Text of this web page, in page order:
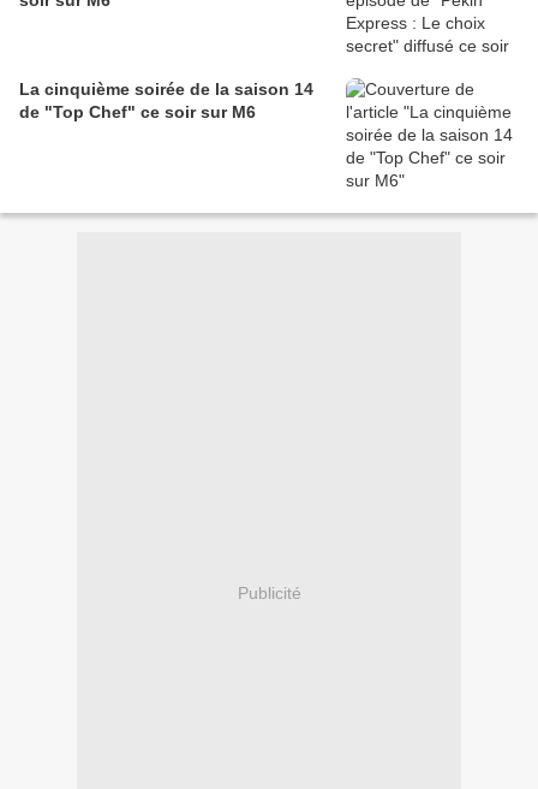
La cinquième soirée de la saison 14
de "Top Chef" ce soir sur M6
Publicité